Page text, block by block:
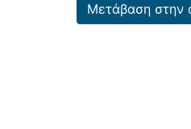
Μετάβαση στην